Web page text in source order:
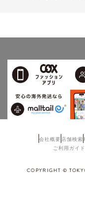
会社概要 店舗検索
ご利用ガイド
COPYRIGHT ©